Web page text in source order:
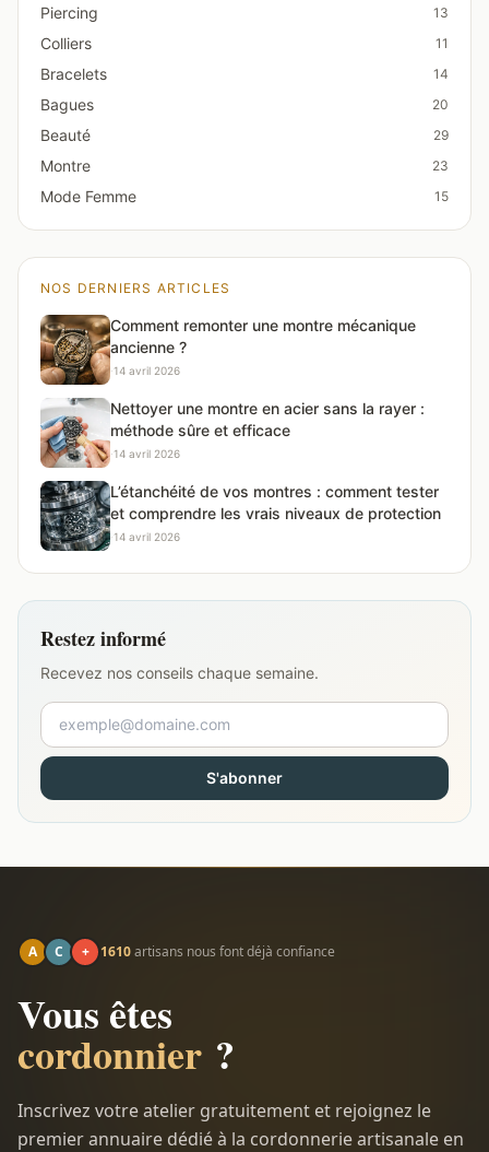
Piercing 13
Colliers 11
Bracelets 14
Bagues 20
Beauté 29
Montre 23
Mode Femme 15
NOS DERNIERS ARTICLES
Comment remonter une montre mécanique
ancienne ?
·14 avril 2026
Nettoyer une montre en acier sans la rayer :
méthode sûre et efficace
·14 avril 2026
L’étanchéité de vos montres : comment tester
et comprendre les vrais niveaux de protection
·14 avril 2026
Restez informé
Recevez nos conseils chaque semaine.
S'abonner
A C + 1610artisans nous font déjà confiance
Vous êtes
cordonnier ?
Inscrivez votre atelier gratuitement et rejoignez le
premier annuaire dédié à la cordonnerie artisanale en